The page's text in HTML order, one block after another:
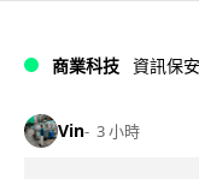
商業科技 資訊保安
Vin 3 小時